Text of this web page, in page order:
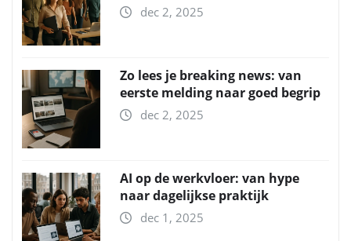
dec 2, 2025
Zo lees je breaking news: van
eerste melding naar goed begrip
dec 2, 2025
AI op de werkvloer: van hype
naar dagelijkse praktijk
dec 1, 2025